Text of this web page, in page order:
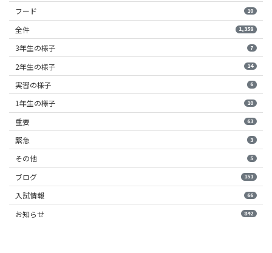
フード 10
全件 1,358
3年生の様子 7
2年生の様子 14
実習の様子 6
1年生の様子 10
重要 63
緊急 3
その他 5
ブログ 151
入試情報 66
お知らせ 842